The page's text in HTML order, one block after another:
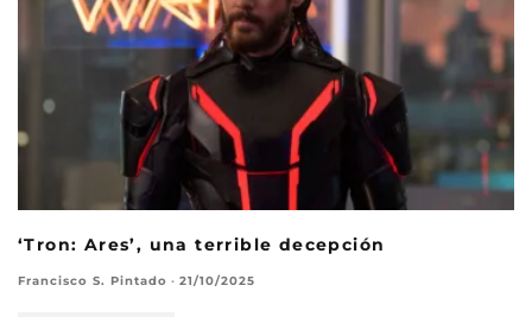
‘Tron: Ares’, una terrible decepción
Francisco S. Pintado · 21/10/2025